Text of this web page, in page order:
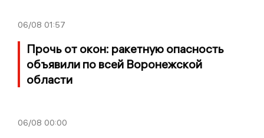
06/08 01:57
Прочь от окон: ракетную опасность
объявили по всей Воронежской
области
06/08 00:00